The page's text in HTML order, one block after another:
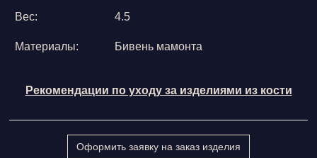
Вес: 4.5
Материалы: Бивень мамонта
Рекомендации по уходу за изделиями из кости
Оформить заявку на заказ изделия